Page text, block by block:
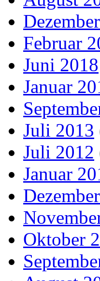
Februar
Juni 2018
Januar
Juli 2013
Juli 2012
Januar
Oktober